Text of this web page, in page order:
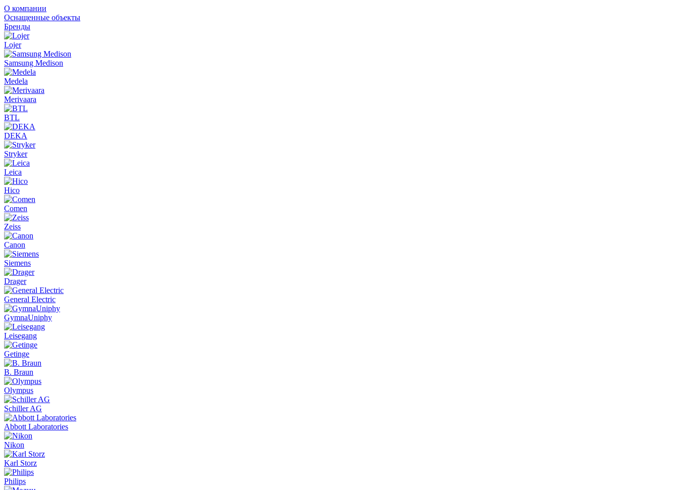
О компании
Оснащенные объекты
Бренды
Lojer
Samsung Medison
Medela
Merivaara
BTL
DEKA
Stryker
Leica
Hico
Comen
Zeiss
Canon
Siemens
Drager
General Electric
GymnaUniphy
Leisegang
Getinge
B. Braun
Olympus
Schiller AG
Abbott Laboratories
Nikon
Karl Storz
Philips